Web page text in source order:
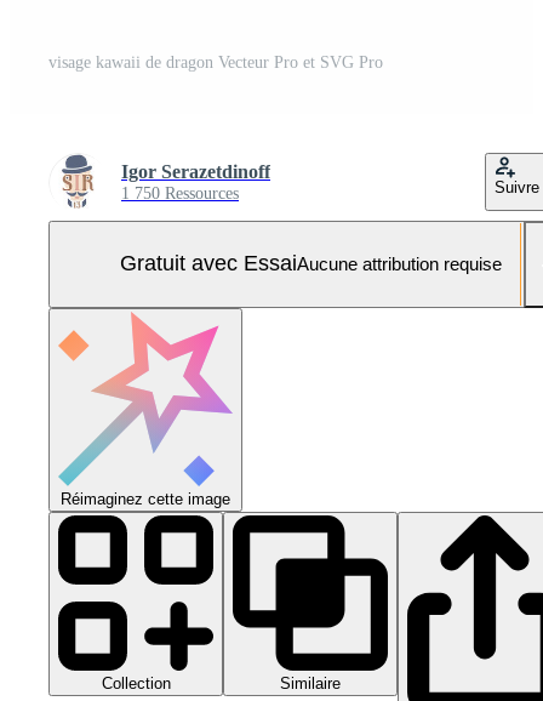
visage kawaii de dragon Vecteur Pro et SVG Pro
Igor Serazetdinoff
1 750 Ressources Suivre
Gratuit avec EssaiAucune attribution requise
Réimaginez cette image
Collection Similaire